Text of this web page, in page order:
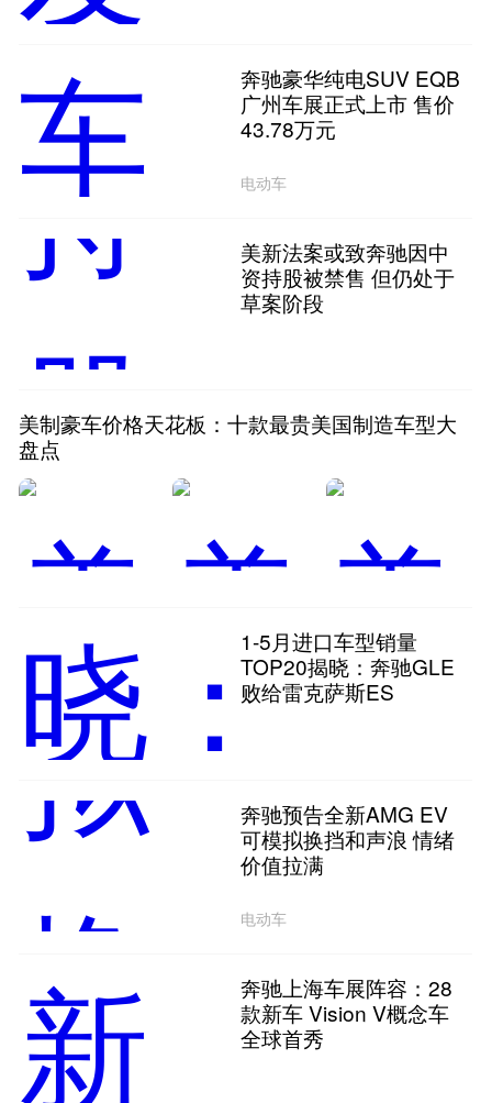
奔驰豪华纯电SUV EQB
广州车展正式上市 售价
43.78万元
电动车
美新法案或致奔驰因中
资持股被禁售 但仍处于
草案阶段
美制豪车价格天花板：十款最贵美国制造车型大
盘点
1-5月进口车型销量
TOP20揭晓：奔驰GLE
败给雷克萨斯ES
奔驰预告全新AMG EV
可模拟换挡和声浪 情绪
价值拉满
电动车
奔驰上海车展阵容：28
款新车 Vision V概念车
全球首秀